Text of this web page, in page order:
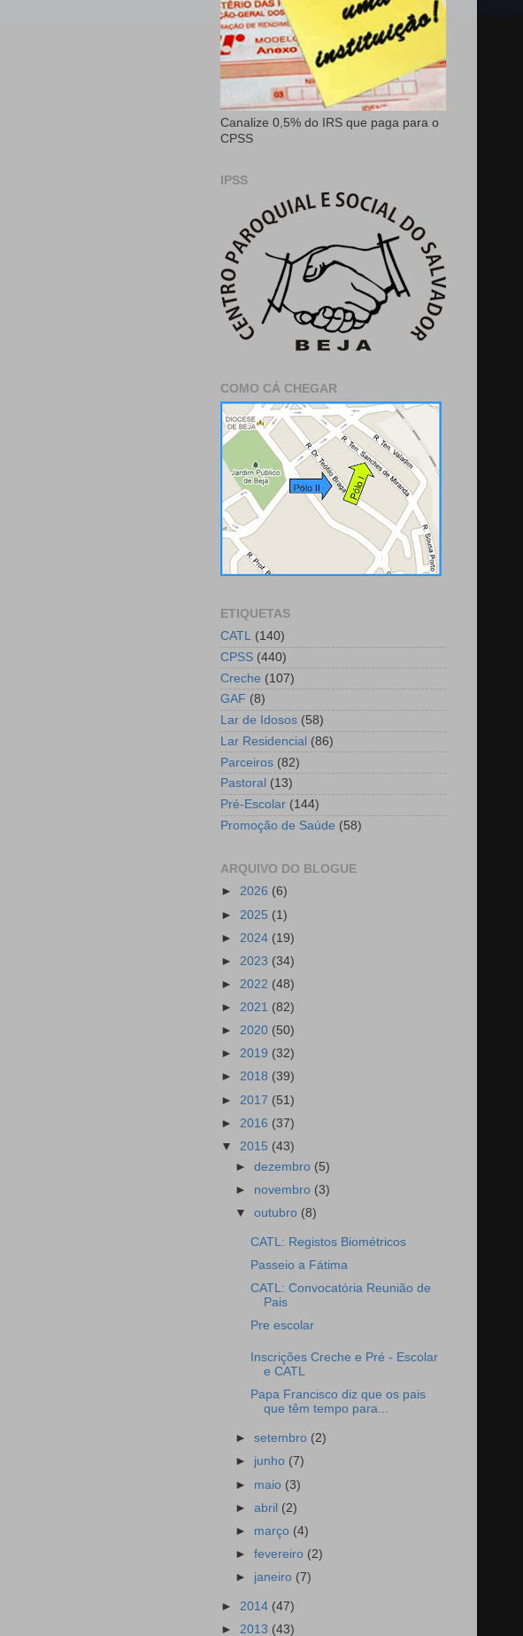
Canalize 0,5% do IRS que paga para o
CPSS
IPSS
COMO CÁ CHEGAR
ETIQUETAS
CATL (140)
CPSS (440)
Creche (107)
GAF (8)
Lar de Idosos (58)
Lar Residencial (86)
Parceiros (82)
Pastoral (13)
Pré-Escolar (144)
Promoção de Saúde (58)
ARQUIVO DO BLOGUE
► 2026 (6)
► 2025 (1)
► 2024 (19)
► 2023 (34)
► 2022 (48)
► 2021 (82)
► 2020 (50)
► 2019 (32)
► 2018 (39)
► 2017 (51)
► 2016 (37)
▼ 2015 (43)
►dezembro (5)
► novembro (3)
▼outubro (8)
CATL: Registos Biométricos
Passeio a Fátima
CATL: Convocatória Reunião de
Pais
Pre escolar
Inscrições Creche e Pré - Escolar
e CATL
Papa Francisco diz que os pais
que têm tempo para...
►setembro (2)
► junho (7)
► maio (3)
►abril (2)
► março (4)
►fevereiro (2)
► janeiro (7)
► 2014 (47)
► 2013 (43)